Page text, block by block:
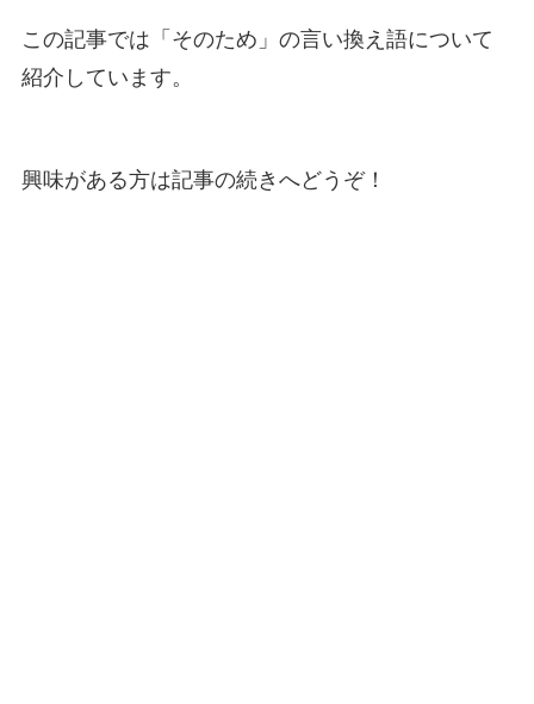
この記事では「そのため」の言い換え語について
紹介しています。
興味がある方は記事の続きへどうぞ！